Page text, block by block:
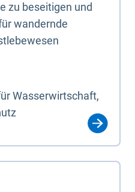
zu beseitigen und
wandernde
Wasserwirtschaft,